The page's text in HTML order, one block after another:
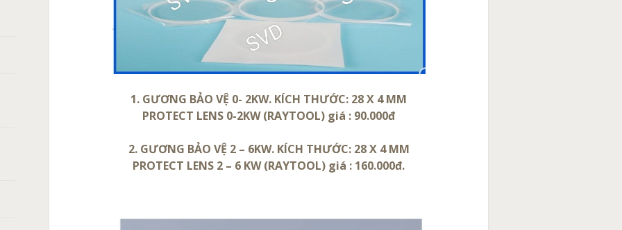
1. GƯƠNG BẢO VỆ 0- 2KW. KÍCH THƯỚC: 28 X 4 MM
PROTECT LENS 0-2KW (RAYTOOL) giá : 90.000đ
2. GƯƠNG BẢO VỆ 2 – 6KW. KÍCH THƯỚC: 28 X 4 MM
PROTECT LENS 2 – 6 KW (RAYTOOL) giá : 160.000đ.